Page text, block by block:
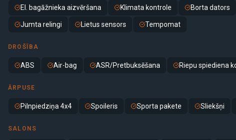
El. bagāžnieka aizvēršana Klimata kontrole Borta dators
Jumta relingi Lietus sensors Tempomat
DROŠĪBA
ABS Air-bag ASR/Pretbuksēšana Riepu spiediena
ĀRPUSE
Pilnpiedziņa 4x4 Spoileris Sporta pakete Sliekšņi
SALONS